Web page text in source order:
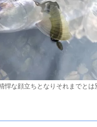
悍な顔立ちとなりそれまでとは